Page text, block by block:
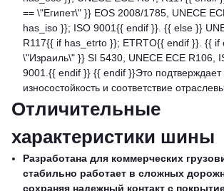
== \"Египет\" }} EOS 2008/1785, UNECE
has_iso }}; ISO 9001{{ endif }}. {{ else }}
R117{{ if has_etrto }}; ETRTO{{ endif }}. {{ if
\"Израиль\" }} SI 5430, UNECE ECE R106,
9001.{{ endif }} {{ endif }}Это подтверждает
износостойкость и соответствие
Отличительные
характеристики шины
Разработана для коммерческих
стабильно работает в сложных
сохраняя надежный контакт с